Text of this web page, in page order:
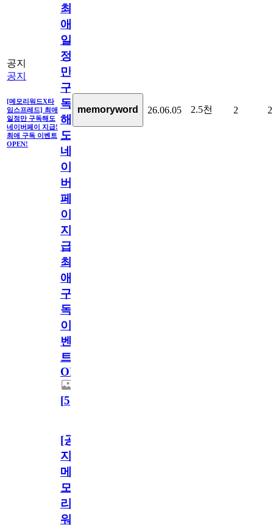
공지
공지
[메모리워드X타
임스프레드] 최애
일정만 구독해도
네이버페이 지급!
최애 구독 이벤트
OPEN!
최
애
일
정
만
구
독
해
도
네
이
버
페
이
지
급!
최
애
구
독
이
벤
트
OPEN!
[5]
memoryword 26.06.05 2.5천 2 2
[공
지]
메
모
리
워